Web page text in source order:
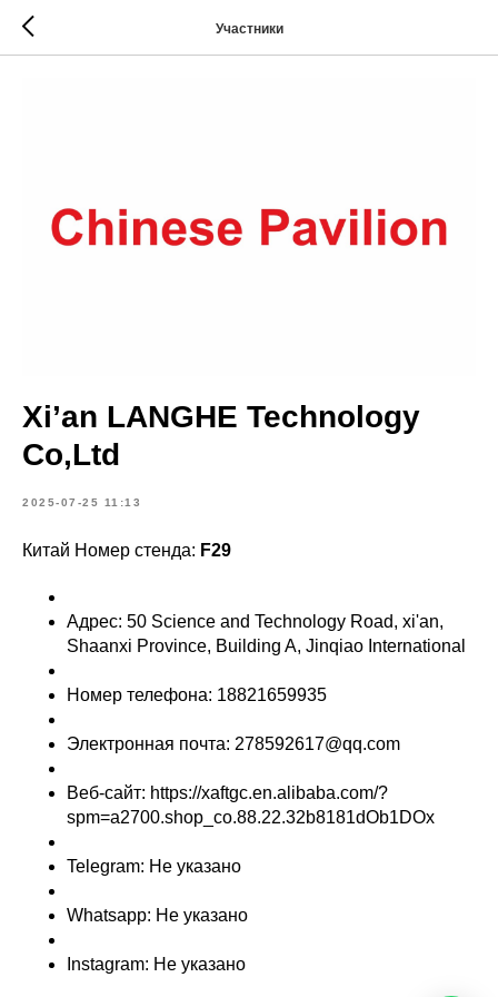
Участники
Xi’an LANGHE Technology
Co,Ltd
2025-07-25 11:13
Китай Номер стенда: F29
Адрес: 50 Science and Technology Road, xi'an,
Shaanxi Province, Building A, Jinqiao International
Номер телефона: 18821659935
Электронная почта: 278592617@qq.com
Веб-сайт: https://xaftgc.en.alibaba.com/?
spm=a2700.shop_co.88.22.32b8181dOb1DOx
Telegram: Не указано
Whatsapp: Не указано
Instagram: Не указано